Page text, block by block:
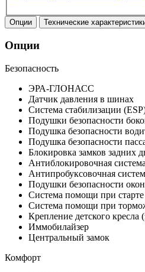
Опции Технические
Опции
Безопасность
ЭРА-ГЛОНАСС
Датчик давления в шинах
Система стабилизации
Подушки безопасности
Подушка безопасности
Подушка безопасности
Блокировка замков задних
Антиблокировочная
Антипробуксовочная
Подушки безопасности
Система помощи при
Система помощи при
Крепление детского кресла
Иммобилайзер
Центральный замок
Комфорт